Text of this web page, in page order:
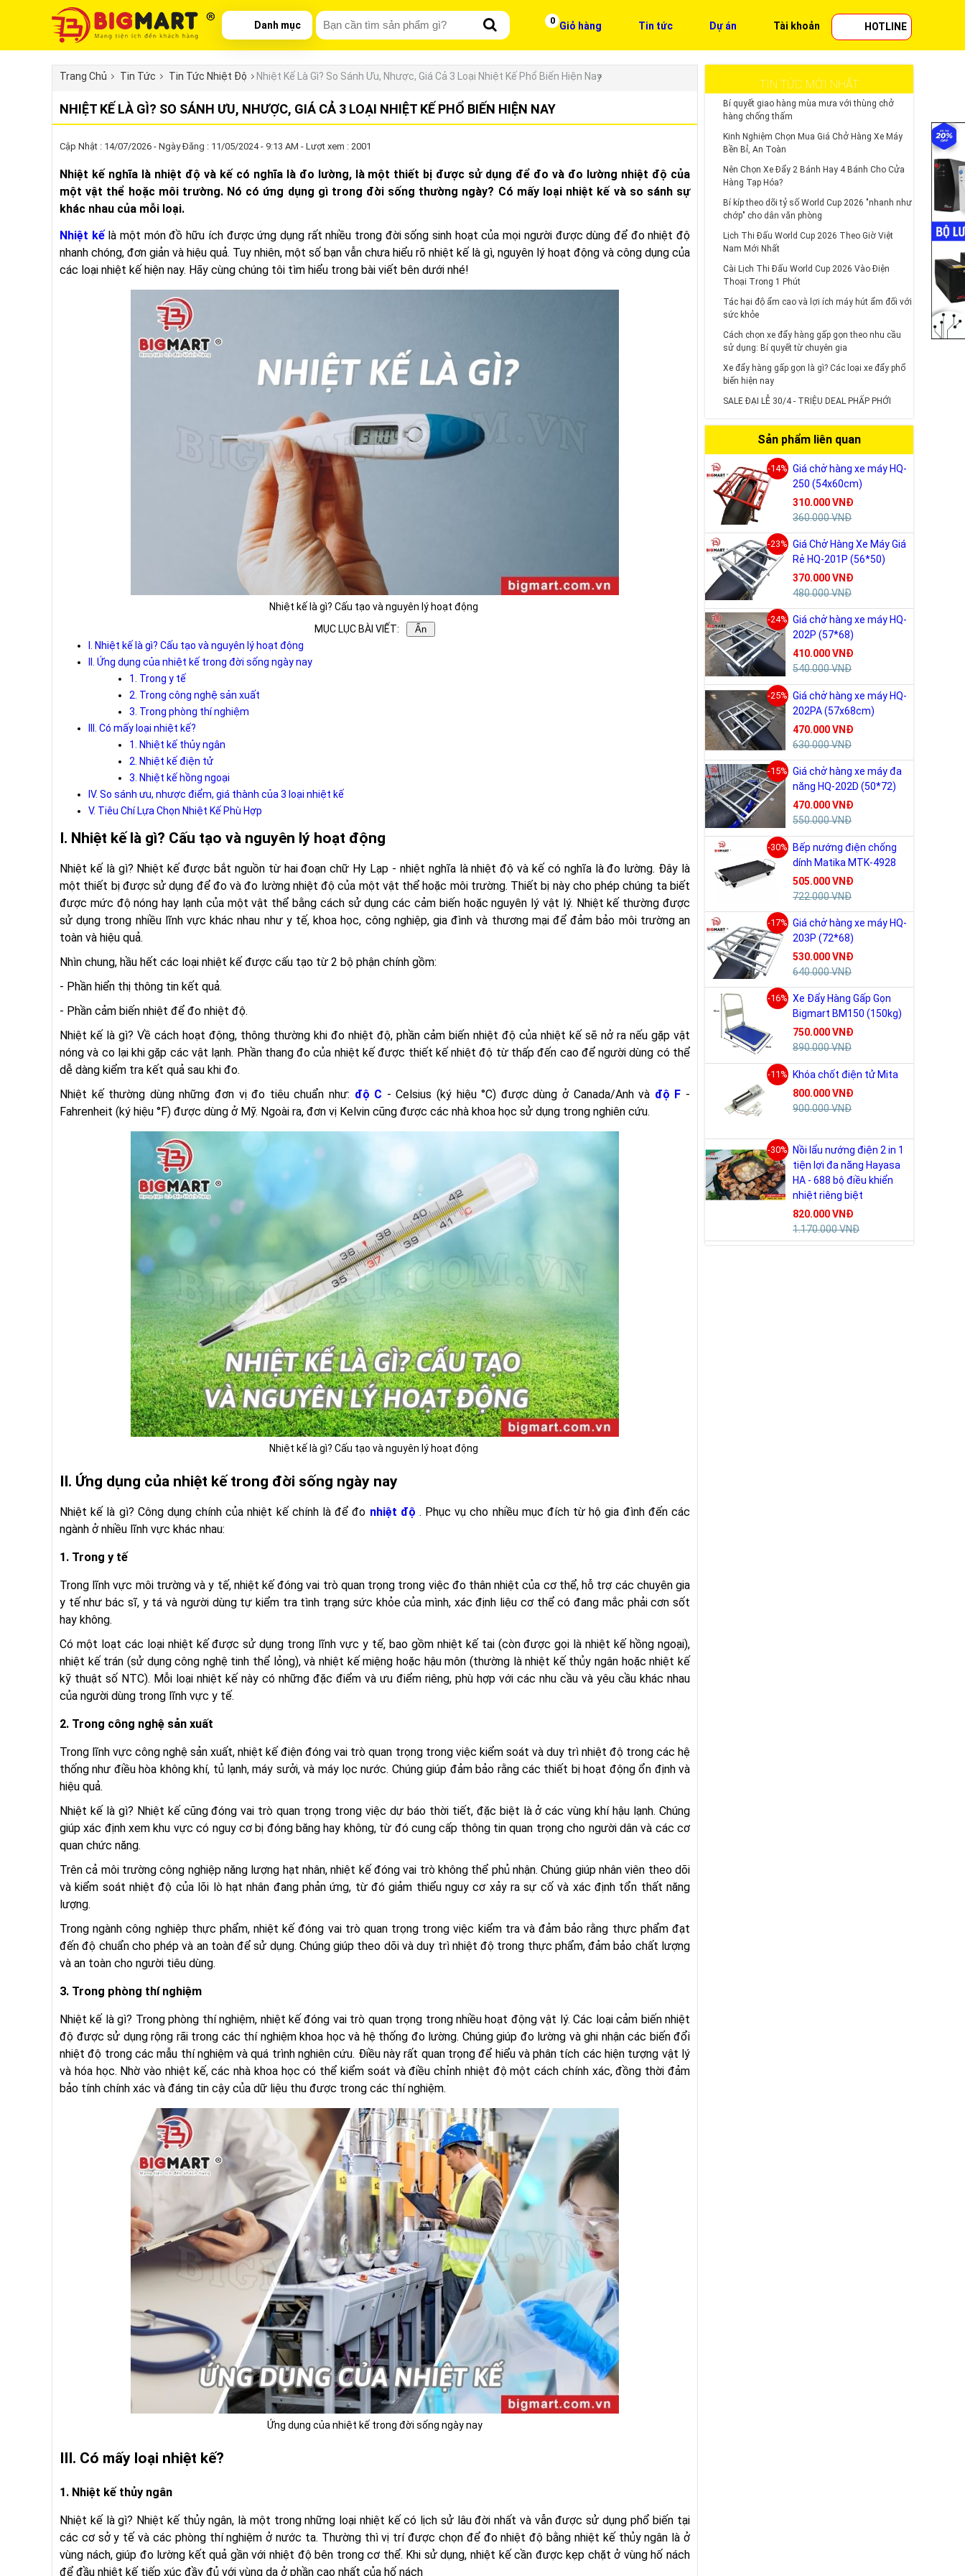
Danh mục 0 Giỏ hàng Tin tức Dự án Tài khoản HOTLINE
Trang Chủ Tin Tức Tin Tức Nhiệt Độ Nhiệt Kế Là Gì? So Sánh Ưu, Nhược, Giá Cả 3 Loại Nhiệt Kế Phổ Biến Hiện Nay
NHIỆT KẾ LÀ GÌ? SO SÁNH ƯU, NHƯỢC, GIÁ CẢ 3 LOẠI NHIỆT KẾ PHỔ BIẾN HIỆN NAY
Cập Nhật : 14/07/2026 - Ngày Đăng : 11/05/2024 - 9:13 AM - Lượt xem : 2001
Nhiệt kế nghĩa là nhiệt độ và kế có nghĩa là đo lường, là một thiết bị được sử dụng để đo và đo lường nhiệt độ của
một vật thể hoặc môi trường. Nó có ứng dụng gì trong đời sống thường ngày? Có mấy loại nhiệt kế và so sánh sự
khác nhau của mỗi loại.
Nhiệt kếlà một món đồ hữu ích được ứng dụng rất nhiều trong đời sống sinh hoạt của mọi người được dùng để đo nhiệt độ
nhanh chóng, đơn giản và hiệu quả. Tuy nhiên, một số bạn vẫn chưa hiểu rõ nhiệt kế là gì, nguyên lý hoạt động và công dụng của
các loại nhiệt kế hiện nay. Hãy cùng chúng tôi tìm hiểu trong bài viết bên dưới nhé!
Nhiệt kế là gì? Cấu tạo và nguyên lý hoạt động
MỤC LỤC BÀI VIẾT:
Ẩn
I. Nhiệt kế là gì? Cấu tạo và nguyên lý hoạt động
II. Ứng dụng của nhiệt kế trong đời sống ngày nay
1. Trong y tế
2. Trong công nghệ sản xuất
3. Trong phòng thí nghiệm
III. Có mấy loại nhiệt kế?
1. Nhiệt kế thủy ngân
2. Nhiệt kế điện tử
3. Nhiệt kế hồng ngoại
IV. So sánh ưu, nhược điểm, giá thành của 3 loại nhiệt kế
V. Tiêu Chí Lựa Chọn Nhiệt Kế Phù Hợp
I. Nhiệt kế là gì? Cấu tạo và nguyên lý hoạt động
Nhiệt kế là gì? Nhiệt kế được bắt nguồn từ hai đoạn chữ Hy Lạp - nhiệt nghĩa là nhiệt độ và kế có nghĩa là đo lường. Đây là
một thiết bị được sử dụng để đo và đo lường nhiệt độ của một vật thể hoặc môi trường. Thiết bị này cho phép chúng ta biết
được mức độ nóng hay lạnh của một vật thể bằng cách sử dụng các cảm biến hoặc nguyên lý vật lý. Nhiệt kế thường được
sử dụng trong nhiều lĩnh vực khác nhau như y tế, khoa học, công nghiệp, gia đình và thương mại để đảm bảo môi trường an
toàn và hiệu quả.
Nhìn chung, hầu hết các loại nhiệt kế được cấu tạo từ 2 bộ phận chính gồm:
- Phần hiển thị thông tin kết quả.
- Phần cảm biến nhiệt để đo nhiệt độ.
Nhiệt kế là gì? Về cách hoạt động, thông thường khi đo nhiệt độ, phần cảm biến nhiệt độ của nhiệt kế sẽ nở ra nếu gặp vật
nóng và co lại khi gặp các vật lạnh. Phần thang đo của nhiệt kế được thiết kế nhiệt độ từ thấp đến cao để người dùng có thể
dễ dàng kiểm tra kết quả sau khi đo.
Nhiệt kế thường dùng những đơn vị đo tiêu chuẩn như: độ C - Celsius (ký hiệu °C) được dùng ở Canada/Anh và độ F -
Fahrenheit (ký hiệu °F) được dùng ở Mỹ. Ngoài ra, đơn vị Kelvin cũng được các nhà khoa học sử dụng trong nghiên cứu.
Nhiệt kế là gì? Cấu tạo và nguyên lý hoạt động
II. Ứng dụng của nhiệt kế trong đời sống ngày nay
Nhiệt kế là gì? Công dụng chính của nhiệt kế chính là để đo nhiệt độ . Phục vụ cho nhiều mục đích từ hộ gia đình đến các
ngành ở nhiều lĩnh vực khác nhau:
1. Trong y tế
Trong lĩnh vực môi trường và y tế, nhiệt kế đóng vai trò quan trọng trong việc đo thân nhiệt của cơ thể, hỗ trợ các chuyên gia
y tế như bác sĩ, y tá và người dùng tự kiểm tra tình trạng sức khỏe của mình, xác định liệu cơ thể có đang mắc phải cơn sốt
hay không.
Có một loạt các loại nhiệt kế được sử dụng trong lĩnh vực y tế, bao gồm nhiệt kế tai (còn được gọi là nhiệt kế hồng ngoại),
nhiệt kế trán (sử dụng công nghệ tinh thể lỏng), và nhiệt kế miệng hoặc hậu môn (thường là nhiệt kế thủy ngân hoặc nhiệt kế
kỹ thuật số NTC). Mỗi loại nhiệt kế này có những đặc điểm và ưu điểm riêng, phù hợp với các nhu cầu và yêu cầu khác nhau
của người dùng trong lĩnh vực y tế.
2. Trong công nghệ sản xuất
Trong lĩnh vực công nghệ sản xuất, nhiệt kế điện đóng vai trò quan trọng trong việc kiểm soát và duy trì nhiệt độ trong các hệ
thống như điều hòa không khí, tủ lạnh, máy sưởi, và máy lọc nước. Chúng giúp đảm bảo rằng các thiết bị hoạt động ổn định và
hiệu quả.
Nhiệt kế là gì? Nhiệt kế cũng đóng vai trò quan trọng trong việc dự báo thời tiết, đặc biệt là ở các vùng khí hậu lạnh. Chúng
giúp xác định xem khu vực có nguy cơ bị đóng băng hay không, từ đó cung cấp thông tin quan trọng cho người dân và các cơ
quan chức năng.
Trên cả môi trường công nghiệp năng lượng hạt nhân, nhiệt kế đóng vai trò không thể phủ nhận. Chúng giúp nhân viên theo dõi
và kiểm soát nhiệt độ của lõi lò hạt nhân đang phản ứng, từ đó giảm thiểu nguy cơ xảy ra sự cố và xác định tổn thất năng
lượng.
Trong ngành công nghiệp thực phẩm, nhiệt kế đóng vai trò quan trọng trong việc kiểm tra và đảm bảo rằng thực phẩm đạt
đến độ chuẩn cho phép và an toàn để sử dụng. Chúng giúp theo dõi và duy trì nhiệt độ trong thực phẩm, đảm bảo chất lượng
và an toàn cho người tiêu dùng.
3. Trong phòng thí nghiệm
Nhiệt kế là gì? Trong phòng thí nghiệm, nhiệt kế đóng vai trò quan trọng trong nhiều hoạt động vật lý. Các loại cảm biến nhiệt
độ được sử dụng rộng rãi trong các thí nghiệm khoa học và hệ thống đo lường. Chúng giúp đo lường và ghi nhận các biến đổi
nhiệt độ trong các mẫu thí nghiệm và quá trình nghiên cứu. Điều này rất quan trọng để hiểu và phân tích các hiện tượng vật lý
và hóa học. Nhờ vào nhiệt kế, các nhà khoa học có thể kiểm soát và điều chỉnh nhiệt độ một cách chính xác, đồng thời đảm
bảo tính chính xác và đáng tin cậy của dữ liệu thu được trong các thí nghiệm.
Ứng dụng của nhiệt kế trong đời sống ngày nay
III. Có mấy loại nhiệt kế?
1. Nhiệt kế thủy ngân
Nhiệt kế là gì? Nhiệt kế thủy ngân, là một trong những loại nhiệt kế có lịch sử lâu đời nhất và vẫn được sử dụng phổ biến tại
các cơ sở y tế và các phòng thí nghiệm ở nước ta. Thường thì vị trí được chọn để đo nhiệt độ bằng nhiệt kế thủy ngân là ở
vùng nách, giúp đo lường kết quả gần với nhiệt độ bên trong cơ thể. Khi sử dụng, nhiệt kế cần được kẹp chặt ở vùng hố nách
để đầu nhiệt kế tiếp xúc đầy đủ với vùng da ở phần cao nhất của hố nách
TIN TỨC MỚI NHẤT
Bí quyết giao hàng mùa mưa với thùng chở
hàng chống thấm
Kinh Nghiệm Chọn Mua Giá Chở Hàng Xe Máy
Bền Bỉ, An Toàn
Nên Chọn Xe Đẩy 2 Bánh Hay 4 Bánh Cho Cửa
Hàng Tạp Hóa?
Bí kíp theo dõi tỷ số World Cup 2026 "nhanh như
chớp" cho dân văn phòng
Lịch Thi Đấu World Cup 2026 Theo Giờ Việt
Nam Mới Nhất
Cài Lịch Thi Đấu World Cup 2026 Vào Điện
Thoại Trong 1 Phút
Tác hại độ ẩm cao và lợi ích máy hút ẩm đối với
sức khỏe
Cách chọn xe đẩy hàng gấp gọn theo nhu cầu
sử dụng: Bí quyết từ chuyên gia
Xe đẩy hàng gấp gọn là gì? Các loại xe đẩy phổ
biến hiện nay
SALE ĐẠI LỄ 30/4 - TRIỆU DEAL PHẤP PHỚI
Sản phẩm liên quan
-14% Giá chở hàng xe máy HQ-
250 (54x60cm)
310.000 VNĐ
360.000 VNĐ
-23% Giá Chở Hàng Xe Máy Giá
Rẻ HQ-201P (56*50)
370.000 VNĐ
480.000 VNĐ
-24% Giá chở hàng xe máy HQ-
202P (57*68)
410.000 VNĐ
540.000 VNĐ
-25% Giá chở hàng xe máy HQ-
202PA (57x68cm)
470.000 VNĐ
630.000 VNĐ
-15% Giá chở hàng xe máy đa
năng HQ-202D (50*72)
470.000 VNĐ
550.000 VNĐ
-30% Bếp nướng điện chống
dính Matika MTK-4928
505.000 VNĐ
722.000 VNĐ
-17% Giá chở hàng xe máy HQ-
203P (72*68)
530.000 VNĐ
640.000 VNĐ
-16% Xe Đẩy Hàng Gấp Gọn
Bigmart BM150 (150kg)
750.000 VNĐ
890.000 VNĐ
-11%
Khóa chốt điện tử Mita
800.000 VNĐ
900.000 VNĐ
-30%
Nồi lẩu nướng điện 2 in 1
tiện lợi đa năng Hayasa
HA - 688 bộ điều khiển
nhiệt riêng biệt
820.000 VNĐ
1.170.000 VNĐ